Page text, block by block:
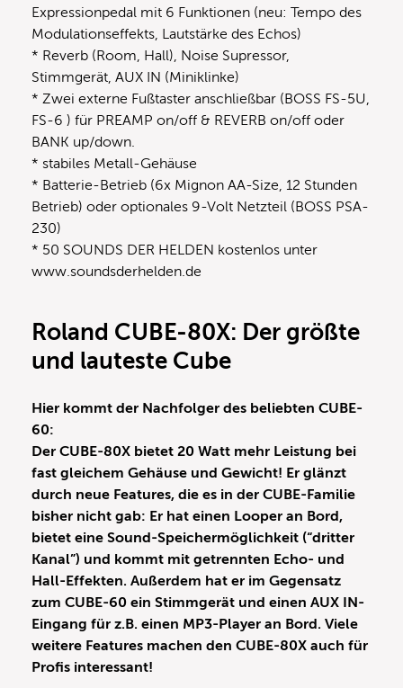
Expressionpedal mit 6 Funktionen (neu: Tempo des
Modulationseffekts, Lautstärke des Echos)
* Reverb (Room, Hall), Noise Supressor,
Stimmgerät, AUX IN (Miniklinke)
* Zwei externe Fußtaster anschließbar (BOSS FS-5U,
FS-6 ) für PREAMP on/off & REVERB on/off oder
BANK up/down.
* stabiles Metall-Gehäuse
* Batterie-Betrieb (6x Mignon AA-Size, 12 Stunden
Betrieb) oder optionales 9-Volt Netzteil (BOSS PSA-
230)
* 50 SOUNDS DER HELDEN kostenlos unter
www.soundsderhelden.de
Roland CUBE-80X: Der größte
und lauteste Cube
Hier kommt der Nachfolger des beliebten CUBE-
60:
Der CUBE-80X bietet 20 Watt mehr Leistung bei
fast gleichem Gehäuse und Gewicht! Er glänzt
durch neue Features, die es in der CUBE-Familie
bisher nicht gab: Er hat einen Looper an Bord,
bietet eine Sound-Speichermöglichkeit (“dritter
Kanal”) und kommt mit getrennten Echo- und
Hall-Effekten. Außerdem hat er im Gegensatz
zum CUBE-60 ein Stimmgerät und einen AUX IN-
Eingang für z.B. einen MP3-Player an Bord. Viele
weitere Features machen den CUBE-80X auch für
Profis interessant!